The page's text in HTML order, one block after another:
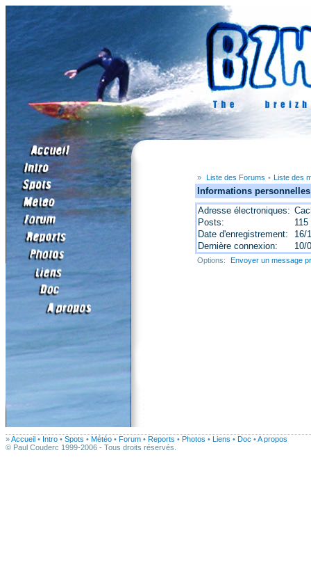
» Liste des Forums • Liste des
Informations
Adresse électroniques:
Posts:
115
Date d'enregistrement:
16/
Dernière connexion:
10/
Options: Envoyer un message
»Accueil • Intro • Spots • Météo • Forum • Reports • Photos • Liens • Doc •A propos
© Paul Couderc 1999-2006 - Tous droits réservés.